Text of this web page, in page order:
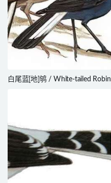
白尾蓝[地]鸲 / White-tailed Robin